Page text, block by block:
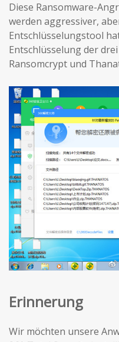
Diese Ransomware-
werden aggressiver,
Entschlüsselungstool
Entschlüsselung der
Ransomcrypt und
Erinnerung
Wir möchten unsere